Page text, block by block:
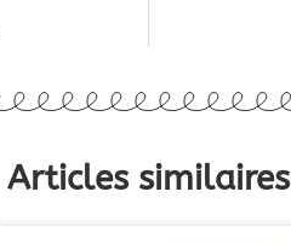
Articles similaires